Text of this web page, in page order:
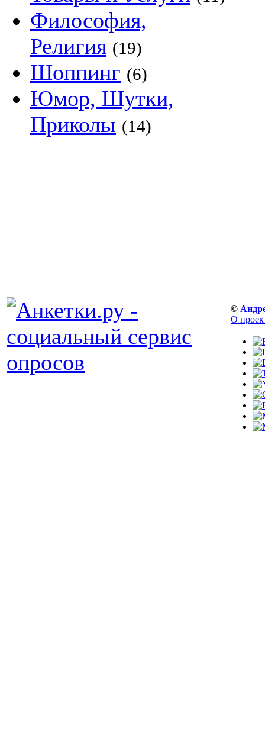
Философия,
Религия (19)
Шоппинг (6)
Юмор, Шутки,
Приколы (14)
©
О